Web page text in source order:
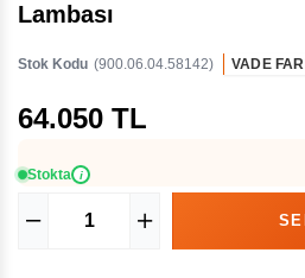
Lambası
Stok Kodu (900.06.04.58142) VADE
64.050 TL
Stokta i